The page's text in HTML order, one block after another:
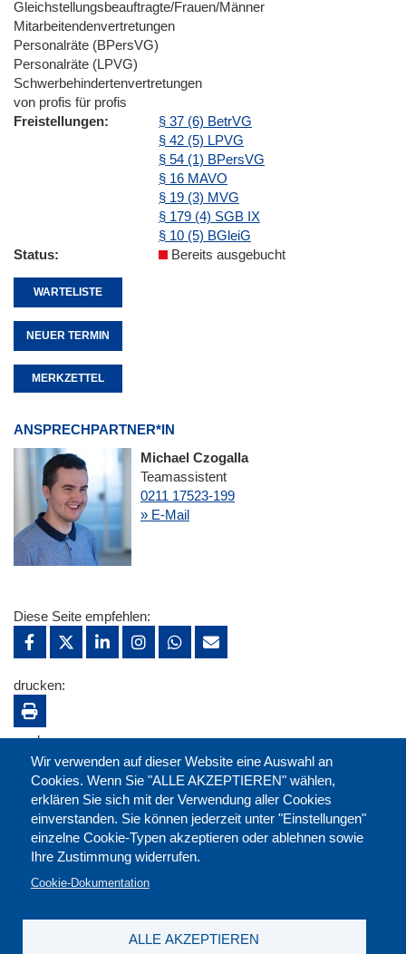
Gleichstellungsbeauftragte/Frauen/Männer
Mitarbeitendenvertretungen
Personalräte (BPersVG)
Personalräte (LPVG)
Schwerbehindertenvertretungen
von profis für profis
Freistellungen
§ 37 (6) BetrVG
§ 42 (5) LPVG
§ 54 (1) BPersVG
§ 16 MAVO
§ 19 (3) MVG
§ 179 (4) SGB IX
§ 10 (5) BGleiG
Status
Bereits ausgebucht
WARTELISTE
NEUER TERMIN
MERKZETTEL
ANSPRECHPARTNER*IN
Michael Czogalla
Teamassistent
0211 17523-199
» E-Mail
Wir verwenden auf dieser Website eine Auswahl an
Cookies. Wenn Sie "ALLE AKZEPTIEREN" wählen,
erklären Sie sich mit der Verwendung aller Cookies
einverstanden. Sie können jederzeit unter "Einstellungen"
einzelne Cookie-Typen akzeptieren oder ablehnen sowie
Ihre Zustimmung widerrufen.
Cookie-Dokumentation
ALLE AKZEPTIEREN
Diese Seite empfehlen:
drucken:
merken: